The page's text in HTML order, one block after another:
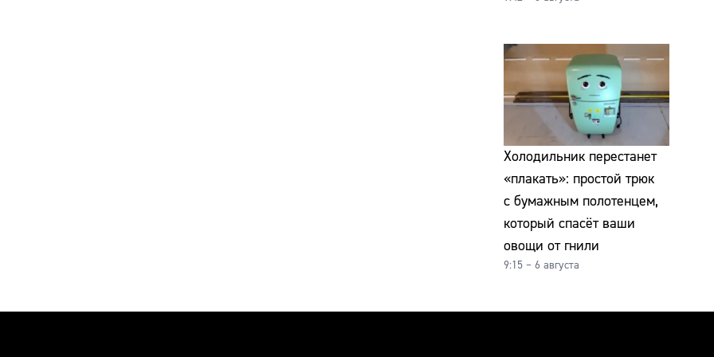
Холодильник перестанет
«плакать»: простой трюк
с бумажным полотенцем,
который спасёт ваши
овощи от гнили
9:15 – 6 августа